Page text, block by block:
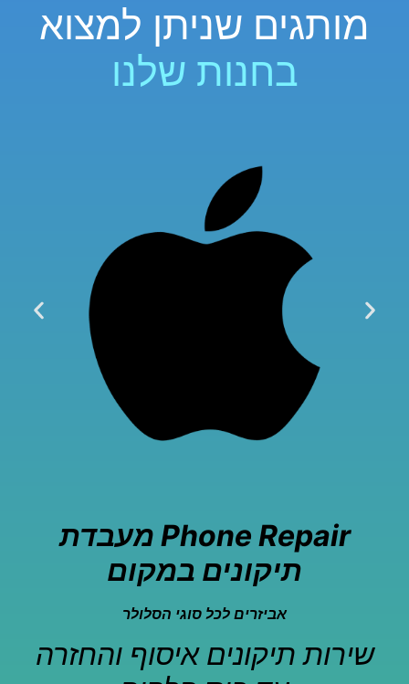
מותגים שניתן למצוא
בחנות שלנו
Phone Repair מעבדת
תיקונים במקום
אביזרים לכל סוגי הסלולר
שירות תיקונים איסוף והחזרה